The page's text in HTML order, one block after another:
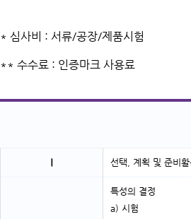
* 심사비 : 서류/공장/제품시험
** 수수료 : 인증마크 사용료
Ⅰ 선택, 계획 및 준비
특성의 결정
a) 시험